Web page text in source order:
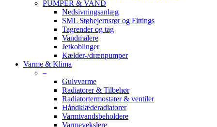
PUMPER & VAND
Nedsivningsanlæg
SML Støbejernsrør og Fittings
Tagrender og tag
Vandmålere
Jetkoblinger
Kælder-/drænpumper
Varme & Klima
–
Gulvvarme
Radiatorer & Tilbehør
Radiatortermostater & ventiler
Håndklæderadiatorer
Varmtvandsbeholdere
Varmevekslere